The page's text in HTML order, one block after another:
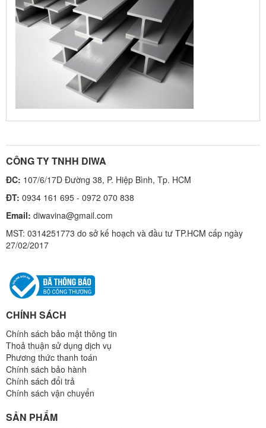
CÔNG TY TNHH DIWA
ĐC: 107/6/17D Đường 38, P. Hiệp Bình, Tp. HCM
ĐT: 0934 161 695 - 0972 070 838
Email: diwavina@gmail.com
MST: 0314251773 do sở kế hoạch và đầu tư TP.HCM cấp ngày
27/02/2017
CHÍNH SÁCH
Chính sách bảo mật thông tin
Thoả thuận sử dụng dịch vụ
Phương thức thanh toán
Chính sách bảo hành
Chính sách đổi trả
Chính sách vận chuyển
SẢN PHẨM